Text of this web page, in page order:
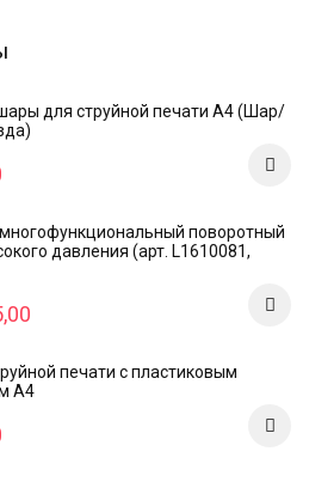
для струйной печати А4 (Шар/
поворотный
давления (арт. L1610081,
печати с пластиковым
А4